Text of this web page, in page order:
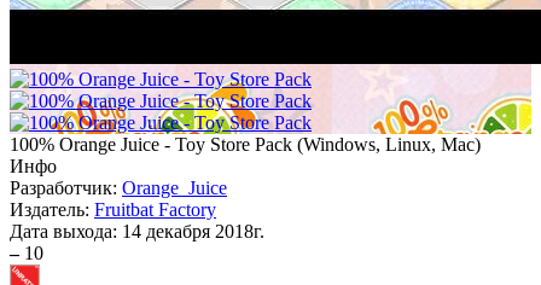
100% Orange Juice - Toy Store Pack (Windows, Linux, Mac)
Инфо
Разработчик: Orange_Juice
Издатель: Fruitbat Factory
Дата выхода: 14 декабря 2018г.
– 10